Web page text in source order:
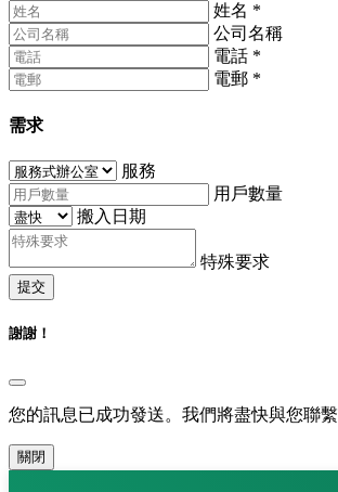
姓名 *
公司名稱
電話 *
電郵 *
需求
服務
用戶數量
搬入日期
特殊要求
提交
謝謝！
您的訊息已成功發送。我們將盡快與您聯繫
關閉